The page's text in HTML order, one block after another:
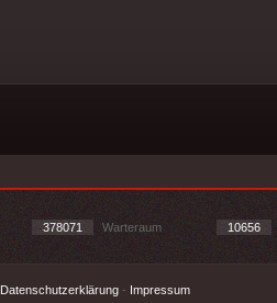
378071 Warteraum 10656
Datenschutzerklärung- Impressum